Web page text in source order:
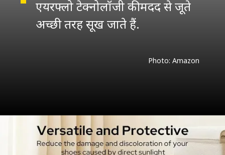
एयरफ्लो टेक्नोलॉजी की मदद से जूते
अच्छी तरह सूख जाते हैं.
Photo: Amazon